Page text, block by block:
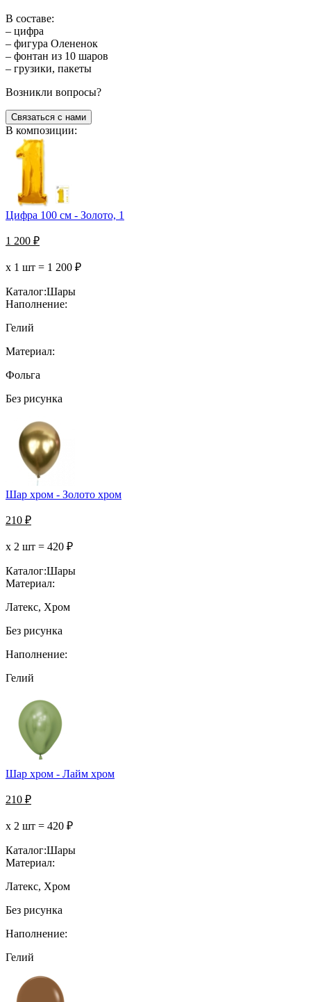
В составе:
– цифра
– фигура Олененок
– фонтан из 10 шаров
– грузики, пакеты
Возникли вопросы?
Связаться с нами
В композиции:
Цифра 100 см - Золото, 1
1 200 ₽
х 1 шт = 1 200 ₽
Каталог:Шары
Наполнение:
Гелий
Материал:
Фольга
Без рисунка
Шар хром - Золото хром
210 ₽
х 2 шт = 420 ₽
Каталог:Шары
Материал:
Латекс, Хром
Без рисунка
Наполнение:
Гелий
Шар хром - Лайм хром
210 ₽
х 2 шт = 420 ₽
Каталог:Шары
Материал:
Латекс, Хром
Без рисунка
Наполнение:
Гелий